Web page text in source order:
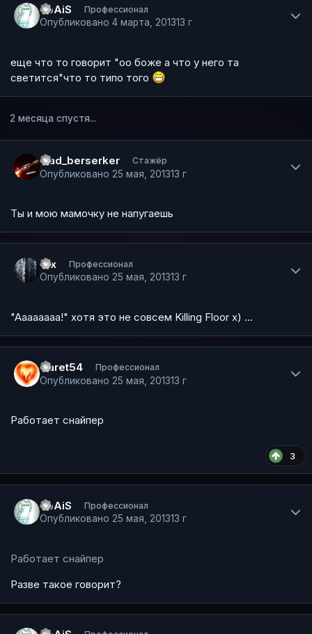
SpAiS Профессионал
Опубликовано 4 марта, 201313 г
еще что то говорит "оо боже а что у него та
светится"что то типо того
2 месяца спустя...
vlad_berserker Стажёр
Опубликовано 25 мая, 201313 г
Ты и мою мамочку не напугаешь
Vix Профессионал
Опубликовано 25 мая, 201313 г
"Аааааааа!" хотя это не совсем Killing Floor х) ...
Garet54 Профессионал
Опубликовано 25 мая, 201313 г
Работает снайпер
3
SpAiS Профессионал
Опубликовано 25 мая, 201313 г
Работает снайпер
Разве такое говорит?